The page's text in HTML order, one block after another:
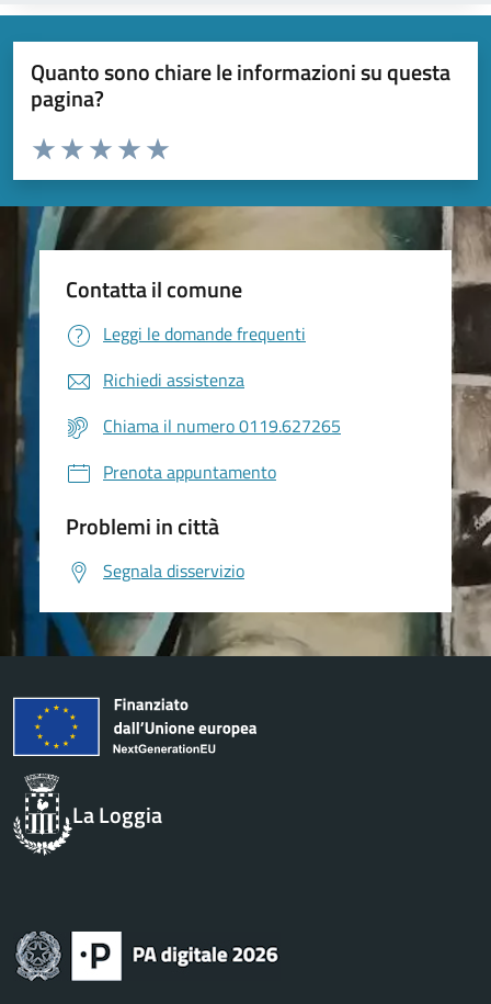
Quanto sono chiare le informazioni su questa
pagina?
Valuta da 1 a 5 stelle la pagina
Valuta 5 stelle su 5
Valuta 4 stelle su 5
Valuta 3 stelle su 5
Valuta 2 stelle su 5
Valuta 1 stelle su 5
Contatta il comune
Leggi le domande frequenti
Richiedi assistenza
Chiama il numero 0119.627265
Prenota appuntamento
Problemi in città
Segnala disservizio
La Loggia